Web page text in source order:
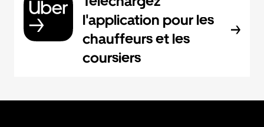
l'application pour les
chauffeurs et les
coursiers